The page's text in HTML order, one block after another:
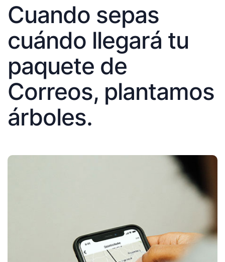
Cuando sepas
cuándo llegará tu
paquete de
Correos, plantamos
árboles.